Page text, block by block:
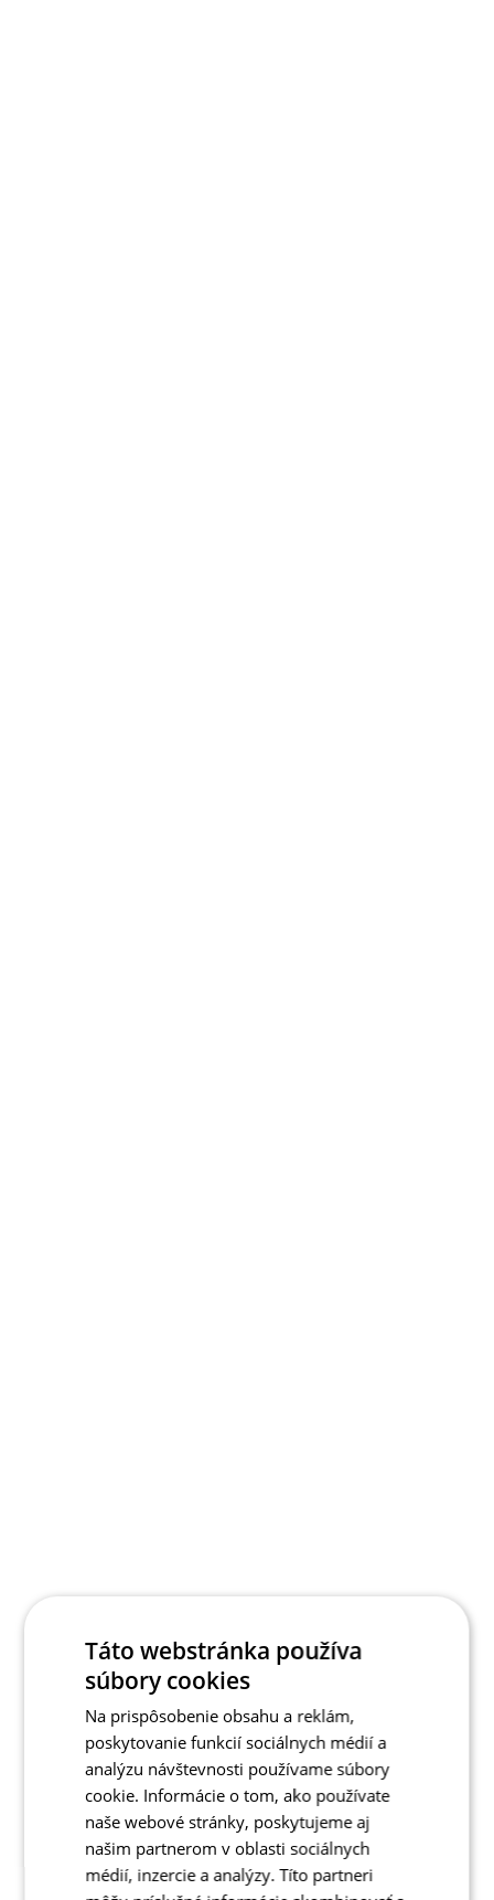
Táto webstránka používa
súbory cookies
Na prispôsobenie obsahu a reklám,
poskytovanie funkcií sociálnych médií a
analýzu návštevnosti používame súbory
cookie. Informácie o tom, ako používate
naše webové stránky, poskytujeme aj
našim partnerom v oblasti sociálnych
médií, inzercie a analýzy. Títo partneri